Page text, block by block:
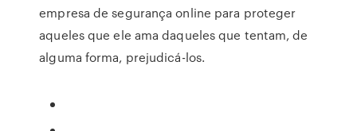
empresa de segurança online para proteger
aqueles que ele ama daqueles que tentam, de
alguma forma, prejudicá-los.